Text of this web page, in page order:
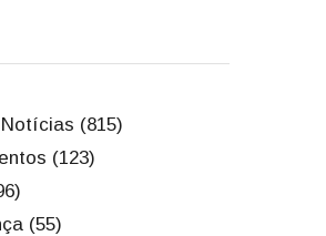
(815)
(123)
(55)